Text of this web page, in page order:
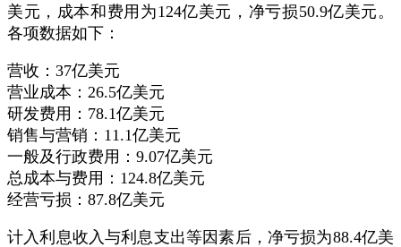
美元，成本和费用为124亿美元，净亏损50.9亿美元。
各项数据如下：
营收：37亿美元
营业成本：26.5亿美元
研发费用：78.1亿美元
销售与营销：11.1亿美元
一般及行政费用：9.07亿美元
总成本与费用：124.8亿美元
经营亏损：87.8亿美元
计入利息收入与利息支出等因素后，净亏损为88.4亿美